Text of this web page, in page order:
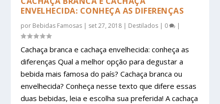
ENVELHECIDA: CONHEÇA AS DIFERENÇAS
por Bebidas Famosas | set 27, 2018 | Destilados | 0 |
Cachaça branca e cachaça envelhecida: conheça as
diferenças Qual a melhor opção para degustar a
bebida mais famosa do país? Cachaça branca ou
envelhecida? Conheça nesse texto que difere essas
duas bebidas, leia e escolha sua preferida! A cachaça